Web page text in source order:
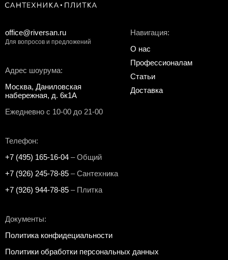
Адрес шоурума:
Москва, Даниловская
набережная, д. 6к1А
Ежедневно с 10-00 до 21-00
Телефон:
+7 (495) 165-16-04 – Общий
+7 (926) 245-78-85 – Сантехника
+7 (926) 944-78-85 – Плитка
Документы:
Политика конфидециальности
Политики обработки персональных данных
Навигация:
О нас
Профессионалам
Статьи
Доставка
office@riversan.ru
Для вопросов и предложений